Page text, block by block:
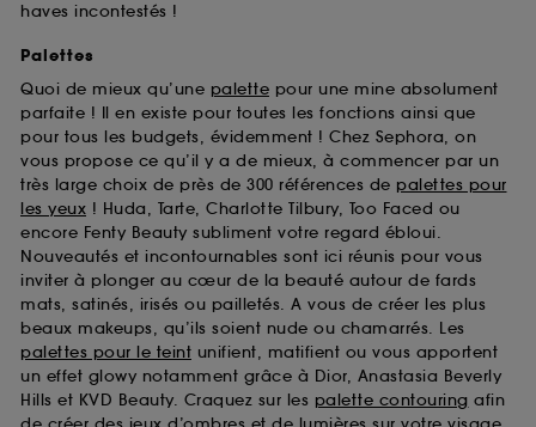
haves incontestés !
Palettes
Quoi de mieux qu’une palette pour une mine absolument
parfaite ! Il en existe pour toutes les fonctions ainsi que
pour tous les budgets, évidemment ! Chez Sephora, on
vous propose ce qu’il y a de mieux, à commencer par un
très large choix de près de 300 références de palettes pour
les yeux ! Huda, Tarte, Charlotte Tilbury, Too Faced ou
encore Fenty Beauty subliment votre regard ébloui.
Nouveautés et incontournables sont ici réunis pour vous
inviter à plonger au cœur de la beauté autour de fards
mats, satinés, irisés ou pailletés. A vous de créer les plus
beaux makeups, qu’ils soient nude ou chamarrés. Les
palettes pour le teint unifient, matifient ou vous apportent
un effet glowy notamment grâce à Dior, Anastasia Beverly
Hills et KVD Beauty. Craquez sur les palette contouring afin